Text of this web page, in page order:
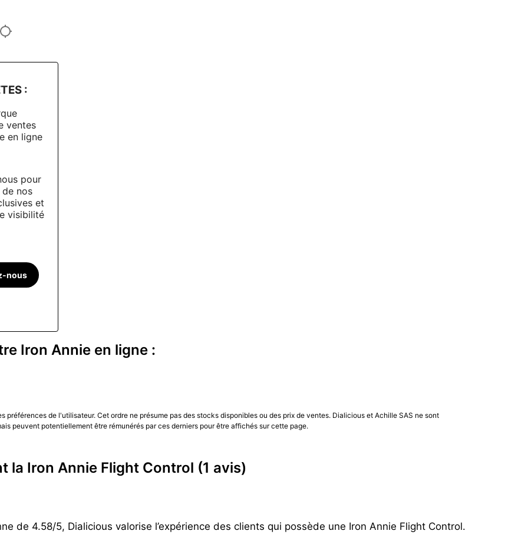
:
ventes
en ligne
pour
nos
et
visibilité
nous
Iron Annie en ligne :
préférences de l'utilisateur. Cet ordre ne présume pas des stocks disponibles ou des prix de ventes. Dialicious et Achille SAS ne sont
peuvent potentiellement être rémunérés par ces derniers pour être affichés sur cette page.
la Iron Annie Flight Control (1 avis)
de 4.58/5, Dialicious valorise l’expérience des clients qui possède une Iron Annie Flight Control.